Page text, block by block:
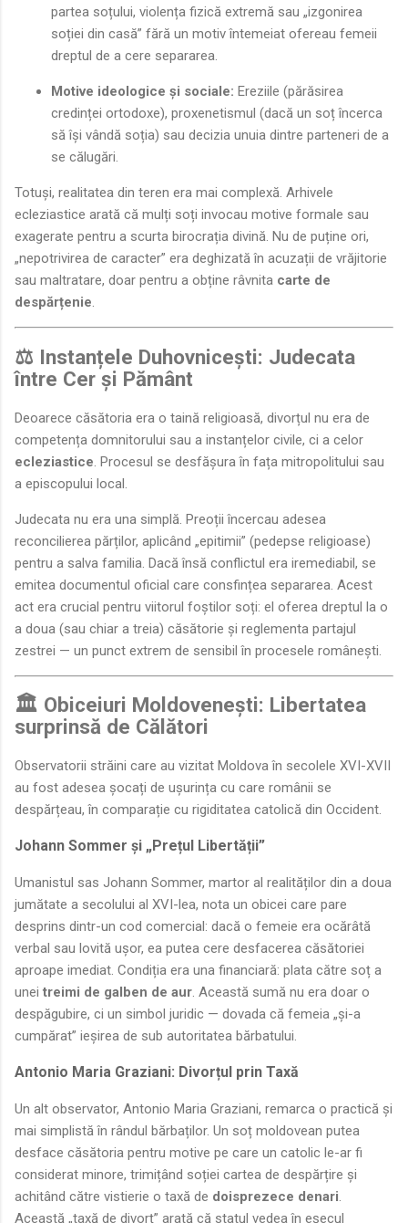
partea soțului, violența fizică extremă sau „izgonirea
soției din casă” fără un motiv întemeiat ofereau femeii
dreptul de a cere separarea.
Motive ideologice și sociale: Ereziile (părăsirea
credinței ortodoxe), proxenetismul (dacă un soț încerca
să își vândă soția) sau decizia unuia dintre parteneri de a
se călugări.
Totuși, realitatea din teren era mai complexă. Arhivele
ecleziastice arată că mulți soți invocau motive formale sau
exagerate pentru a scurta birocrația divină. Nu de puține ori,
„nepotrivirea de caracter” era deghizată în acuzații de vrăjitorie
sau maltratare, doar pentru a obține râvnita carte de
despărțenie.
⚖️ Instanțele Duhovnicești: Judecata
între Cer și Pământ
Deoarece căsătoria era o taină religioasă, divorțul nu era de
competența domnitorului sau a instanțelor civile, ci a celor
ecleziastice. Procesul se desfășura în fața mitropolitului sau
a episcopului local.
Judecata nu era una simplă. Preoții încercau adesea
reconcilierea părților, aplicând „epitimii” (pedepse religioase)
pentru a salva familia. Dacă însă conflictul era iremediabil, se
emitea documentul oficial care consfințea separarea. Acest
act era crucial pentru viitorul foștilor soți: el oferea dreptul la o
a doua (sau chiar a treia) căsătorie și reglementa partajul
zestrei — un punct extrem de sensibil în procesele românești.
🏛️ Obiceiuri Moldovenești: Libertatea
surprinsă de Călători
Observatorii străini care au vizitat Moldova în secolele XVI-XVII
au fost adesea șocați de ușurința cu care românii se
despărțeau, în comparație cu rigiditatea catolică din Occident.
Johann Sommer și „Prețul Libertății”
Umanistul sas Johann Sommer, martor al realităților din a doua
jumătate a secolului al XVI-lea, nota un obicei care pare
desprins dintr-un cod comercial: dacă o femeie era ocărâtă
verbal sau lovită ușor, ea putea cere desfacerea căsătoriei
aproape imediat. Condiția era una financiară: plata către soț a
unei treimi de galben de aur. Această sumă nu era doar o
despăgubire, ci un simbol juridic — dovada că femeia „și-a
cumpărat” ieșirea de sub autoritatea bărbatului.
Antonio Maria Graziani: Divorțul prin Taxă
Un alt observator, Antonio Maria Graziani, remarca o practică și
mai simplistă în rândul bărbaților. Un soț moldovean putea
desface căsătoria pentru motive pe care un catolic le-ar fi
considerat minore, trimițând soției cartea de despărțire și
achitând către vistierie o taxă de doisprezece denari.
Această „taxă de divorț” arată că statul vedea în eșecul